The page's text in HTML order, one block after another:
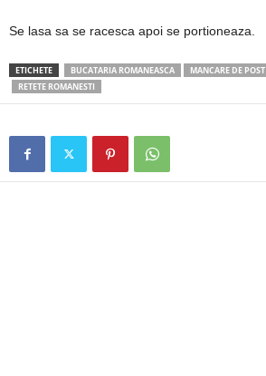
Se lasa sa se racesca apoi se portioneaza.
ETICHETE BUCATARIA ROMANEASCA MANCARE DE POST
RETETE ROMANESTI